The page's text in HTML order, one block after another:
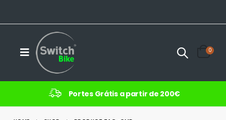
0
Portes Grátis a partir de 200€